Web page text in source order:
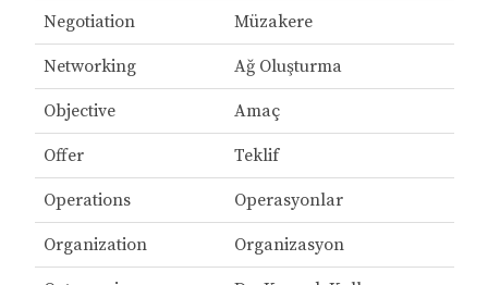
Negotiation Müzakere
Networking Ağ Oluşturma
Objective Amaç
Offer Teklif
Operations Operasyonlar
Organization Organizasyon